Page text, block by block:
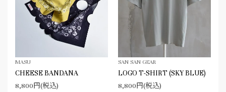
MASU
CHEESE BANDANA
8,800円(税込)
SAN SAN GEAR
LOGO T-SHIRT (SKY BLUE)
8,800円(税込)